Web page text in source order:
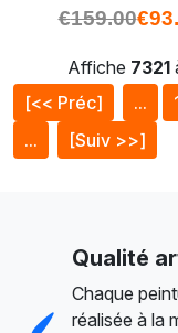
€159.00€
Affiche 7321
[<< Préc]
...
...
[Suiv >>]
Qualité
Chaque
réalisée à la